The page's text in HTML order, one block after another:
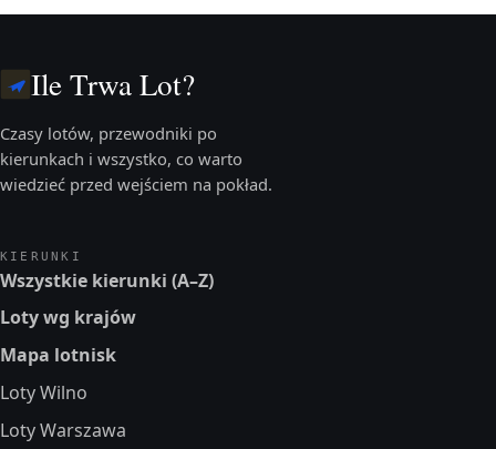
Ile Trwa Lot?
Czasy lotów, przewodniki po
kierunkach i wszystko, co warto
wiedzieć przed wejściem na pokład.
KIERUNKI
Wszystkie kierunki (A–Z)
Loty wg krajów
Mapa lotnisk
Loty Wilno
Loty Warszawa